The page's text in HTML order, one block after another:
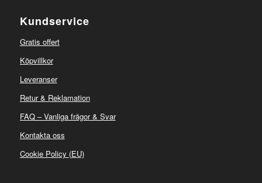
Kundservice
Gratis offert
Köpvillkor
Leveranser
Retur & Reklamation
FAQ – Vanliga frågor & Svar
Kontakta oss
Cookie Policy (EU)